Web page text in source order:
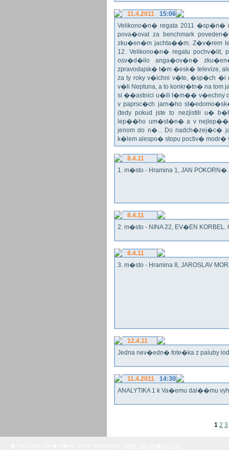
11.4.2011
15:06
Velikono�n� regata 2011 �sp�n�
pova�ovat za benchmark
zku�en�m jachta��m. Z�v�rem
12. Velikono�n� regatu
osv�d�ilo anga�ov�n�
zpravodajsk� t�m �esk� televize,
za ty roky v�ichni v�te, �sp�ch
v�li Neptuna, a to konkr�tn� na tom
si ��astnici u�ili t�m�� v�echny
v paprsc�ch jarn�ho
(tedy pokud jste to nezjistili u�
lep��ho um�st�n� a v
jenom do n�... Do nadch�zej�c�
k�lem alespo� stopu poctiv�
8.4.11
1. m�sto - Hramina 1, JAN
8.4.11
2. m�sto - NINA 22, EV�EN KORBEL.
8.4.11
3. m�sto - Hramina 8, JAROSLAV
12.4.11
Jedna nev�edn� fote�ka z paluby
11.4.2011
14:30
ANALYTIKA 1 k Va�emu dal��mu
1 2 3